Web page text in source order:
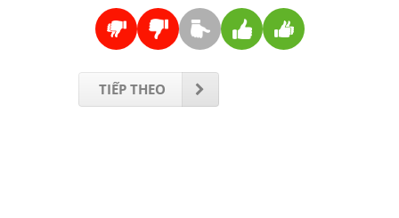
TIẾP THEO